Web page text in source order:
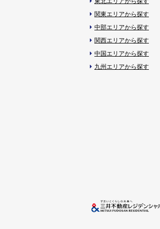
関東エリアから探す
中部エリアから探す
関西エリアから探す
中国エリアから探す
九州エリアから探す